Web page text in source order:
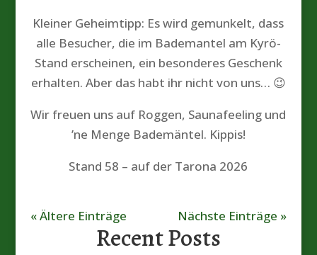
Kleiner Geheimtipp: Es wird gemunkelt, dass
alle Besucher, die im Bademantel am Kyrö-
Stand erscheinen, ein besonderes Geschenk
erhalten. Aber das habt ihr nicht von uns… 😉
Wir freuen uns auf Roggen, Saunafeeling und
’ne Menge Bademäntel. Kippis!
Stand 58 – auf der Tarona 2026
« Ältere Einträge Nächste Einträge »
Recent Posts